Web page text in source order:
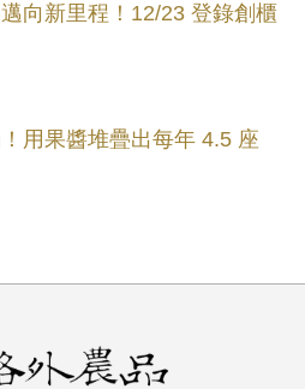
向新里程！12/23 登錄創櫃
用果醬堆疊出每年 4.5 座